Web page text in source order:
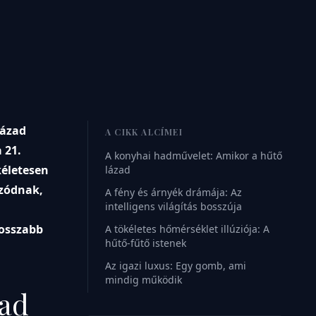
A CIKK ALCÍMEI
A konyhai hadművelet: Amikor a hűtő
lázad
A fény és árnyék drámája: Az
intelligens világítás bosszúja
A tökéletes hőmérséklet illúziója: A
hűtő-fűtő istenek
Az igazi luxus: Egy gomb, ami
mindig működik